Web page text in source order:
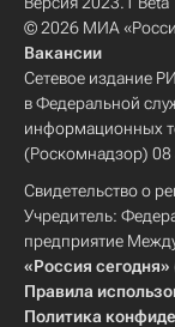
© 2026 МИА
Вакансии
Сетевое издание
в Федеральной
информационных
(Роскомнадзор) 08
Свидетельство о
Учредитель:
предприятие
«Россия сегодня»
Правила
Политика